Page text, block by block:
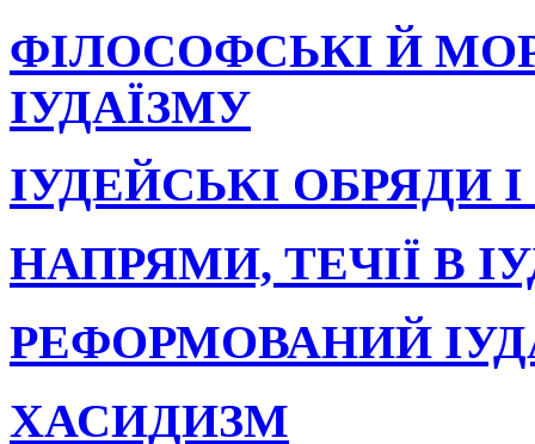
ФІЛОСОФСЬКІ Й
ІУДАЇЗМУ
ІУДЕЙСЬКІ ОБРЯДИ
НАПРЯМИ, ТЕЧІЇ В
РЕФОРМОВАНИЙ
ХАСИДИЗМ